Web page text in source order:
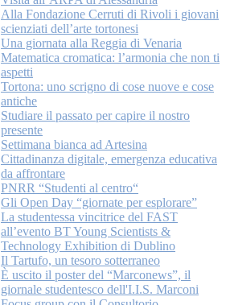
Alla Fondazione Cerruti di Rivoli i giovani
scienziati dell’arte tortonesi
Una giornata alla Reggia di Venaria
Matematica cromatica: l’armonia che non ti
aspetti
Tortona: uno scrigno di cose nuove e cose
antiche
Studiare il passato per capire il nostro
presente
Settimana bianca ad Artesina
Cittadinanza digitale, emergenza educativa
da affrontare
PNRR “Studenti al centro“
Gli Open Day “giornate per esplorare”
La studentessa vincitrice del FAST
all’evento BT Young Scientists &
Technology Exhibition di Dublino
Il Tartufo, un tesoro sotterraneo
È uscito il poster del “Marconews”, il
giornale studentesco dell'I.I.S. Marconi